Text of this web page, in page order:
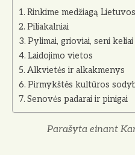
Rinkime medžiagą
Piliakalniai
Pylimai, grioviai, seni
Laidojimo vietos
Alkvietės ir alkakmenys
Pirmykštės kultūros
Senovės padarai ir pinigai
Parašyta einant